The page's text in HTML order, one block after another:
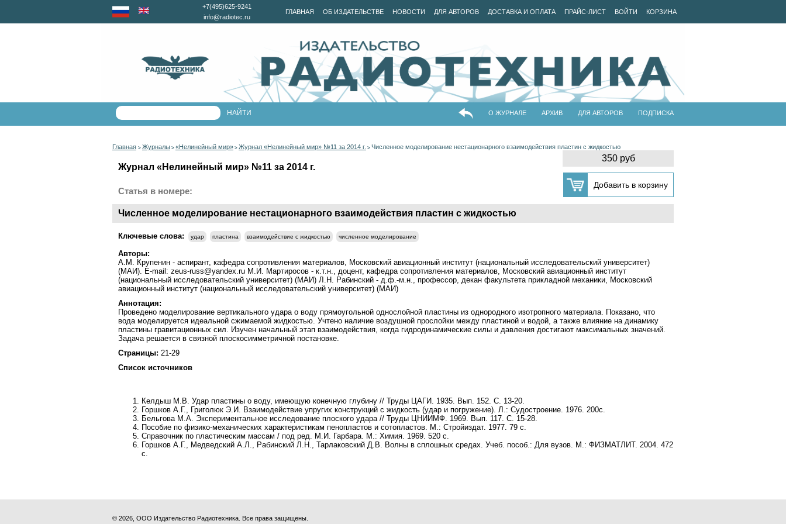
ГЛАВНАЯ ОБ ИЗДАТЕЛЬСТВЕ НОВОСТИ ДЛЯ АВТОРОВ ДОСТАВКА И ОПЛАТА ПРАЙС-ЛИСТ ВОЙТИ КОРЗИНА
+7(495)625-9241
info@radiotec.ru
О ЖУРНАЛЕ АРХИВ ДЛЯ АВТОРОВ ПОДПИСКА
Главная > Журналы > «Нелинейный мир» > Журнал «Нелинейный мир» №11 за 2014 г. > Численное моделирование нестационарного взаимодействия пластин с жидкостью
350 руб
Журнал «Нелинейный мир» №11 за 2014 г.
Статья в номере:
Численное моделирование нестационарного взаимодействия пластин с жидкостью
Ключевые слова: удар пластина взаимодействие с жидкостью численное моделирование
Авторы:
А.М. Крупенин - аспирант, кафедра сопротивления материалов, Московский авиационный институт (национальный исследовательский университет)
(МАИ). E-mail: zeus-russ@yandex.ru М.И. Мартиросов - к.т.н., доцент, кафедра сопротивления материалов, Московский авиационный институт
(национальный исследовательский университет) (МАИ) Л.Н. Рабинский - д.ф.-м.н., профессор, декан факультета прикладной механики, Московский
авиационный институт (национальный исследовательский университет) (МАИ)
Аннотация:
Проведено моделирование вертикального удара о воду прямоугольной однослойной пластины из однородного изотропного материала. Показано, что
вода моделируется идеальной сжимаемой жидкостью. Учтено наличие воздушной прослойки между пластиной и водой, а также влияние на динамику
пластины гравитационных сил. Изучен начальный этап взаимодействия, когда гидродинамические силы и давления достигают максимальных значений.
Задача решается в связной плоскосимметричной постановке.
Страницы: 21-29
Список источников
Келдыш М.В . Удар пластины о воду, имеющую конечную глубину // Труды ЦАГИ. 1935. Вып. 152. С. 13-20.
Горшков А.Г., Григолюк Э.И . Взаимодействие упругих конструкций с жидкость (удар и погружение). Л.: Судостроение. 1976. 200с.
Бельгова М.А . Экспериментальное исследование плоского удара // Труды ЦНИИМФ. 1969. Вып. 117. С. 15-28.
Пособие по физико-механических характеристикам пенопластов и сотопластов. М.: Стройиздат. 1977. 79 с.
Справочник по пластическим массам / под ред. М.И. Гарбара . М.: Химия. 1969. 520 с.
Горшков А.Г., Медведский А.Л., Рабинский Л.Н., Тарлаковский Д.В . Волны в сплошных средах. Учеб. пособ.: Для вузов. М.: ФИЗМАТЛИТ. 2004. 472
с.
© 2026, ООО Издательство Радиотехника. Все права защищены.